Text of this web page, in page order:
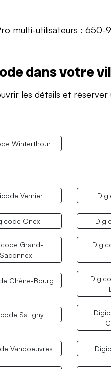
multi-utilisateurs : 650-
dans votre
les détails et réserver
Winterthour
Vernier
Onex
Grand-
Saconnex
Chêne-Bourg
Satigny
Vandoeuvres